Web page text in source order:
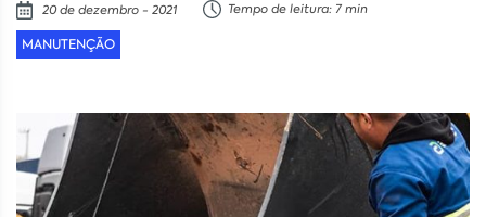
20 de dezembro - 2021 Tempo de leitura: 7 min
MANUTENÇÃO